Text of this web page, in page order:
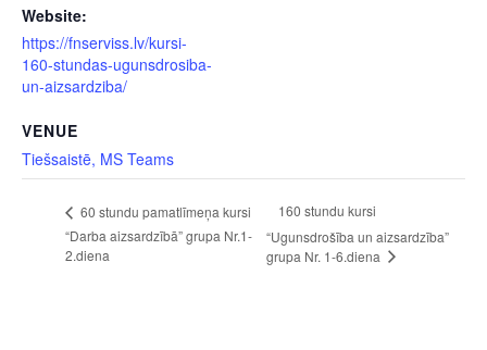
Website:
https://fnserviss.lv/kursi-
160-stundas-ugunsdrosiba-
un-aizsardziba/
VENUE
Tiešsaistē, MS Teams
60 stundu pamatlīmeņa kursi
“Darba aizsardzībā” grupa Nr.1-
2.diena
160 stundu kursi
“Ugunsdrošība un aizsardzība”
grupa Nr. 1-6.diena